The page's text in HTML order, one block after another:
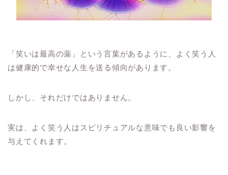
「笑いは最高の薬」という言葉があるように、よく笑う人
は健康的で幸せな人生を送る傾向があります。
しかし、それだけではありません。
実は、よく笑う人はスピリチュアルな意味でも良い影響を
与えてくれます。